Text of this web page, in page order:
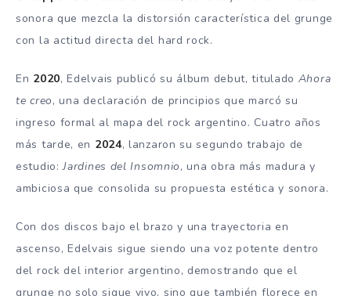
sonora que mezcla la distorsión característica del grunge
con la actitud directa del hard rock.
En 2020, Edelvais publicó su álbum debut, titulado Ahora
te creo, una declaración de principios que marcó su
ingreso formal al mapa del rock argentino. Cuatro años
más tarde, en 2024, lanzaron su segundo trabajo de
estudio:Jardines del Insomnio, una obra más madura y
ambiciosa que consolida su propuesta estética y sonora.
Con dos discos bajo el brazo y una trayectoria en
ascenso, Edelvais sigue siendo una voz potente dentro
del rock del interior argentino, demostrando que el
grunge no solo sigue vivo, sino que también florece en